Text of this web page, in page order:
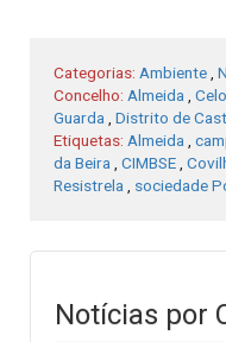
Categorias: Ambiente
Concelho: Almeida
Guarda
Distrito de
Etiquetas: Almeida
da Beira
CIMBSE
Resistrela
sociedade
Notícias por